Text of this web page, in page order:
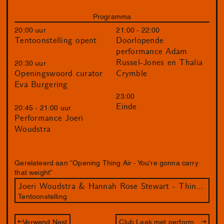
Programma
20:00 uur
Tentoonstelling opent
20:30 uur
Openingswoord curator
Eva Burgering
20:45 - 21:00 uur
Performance Joeri
Woudstra
21:00 - 22:00
Doorlopende
performance Adam
Russel-Jones en Thalia
Crymble
23:00
Einde
Gerelateerd aan “Opening Thing Air - You're gonna carry
that weight”
Joeri Woudstra & Hannah Rose Stewart - Thin Air - You're Gonna Carry That Weight
Tentoonstelling
Verwend Nest